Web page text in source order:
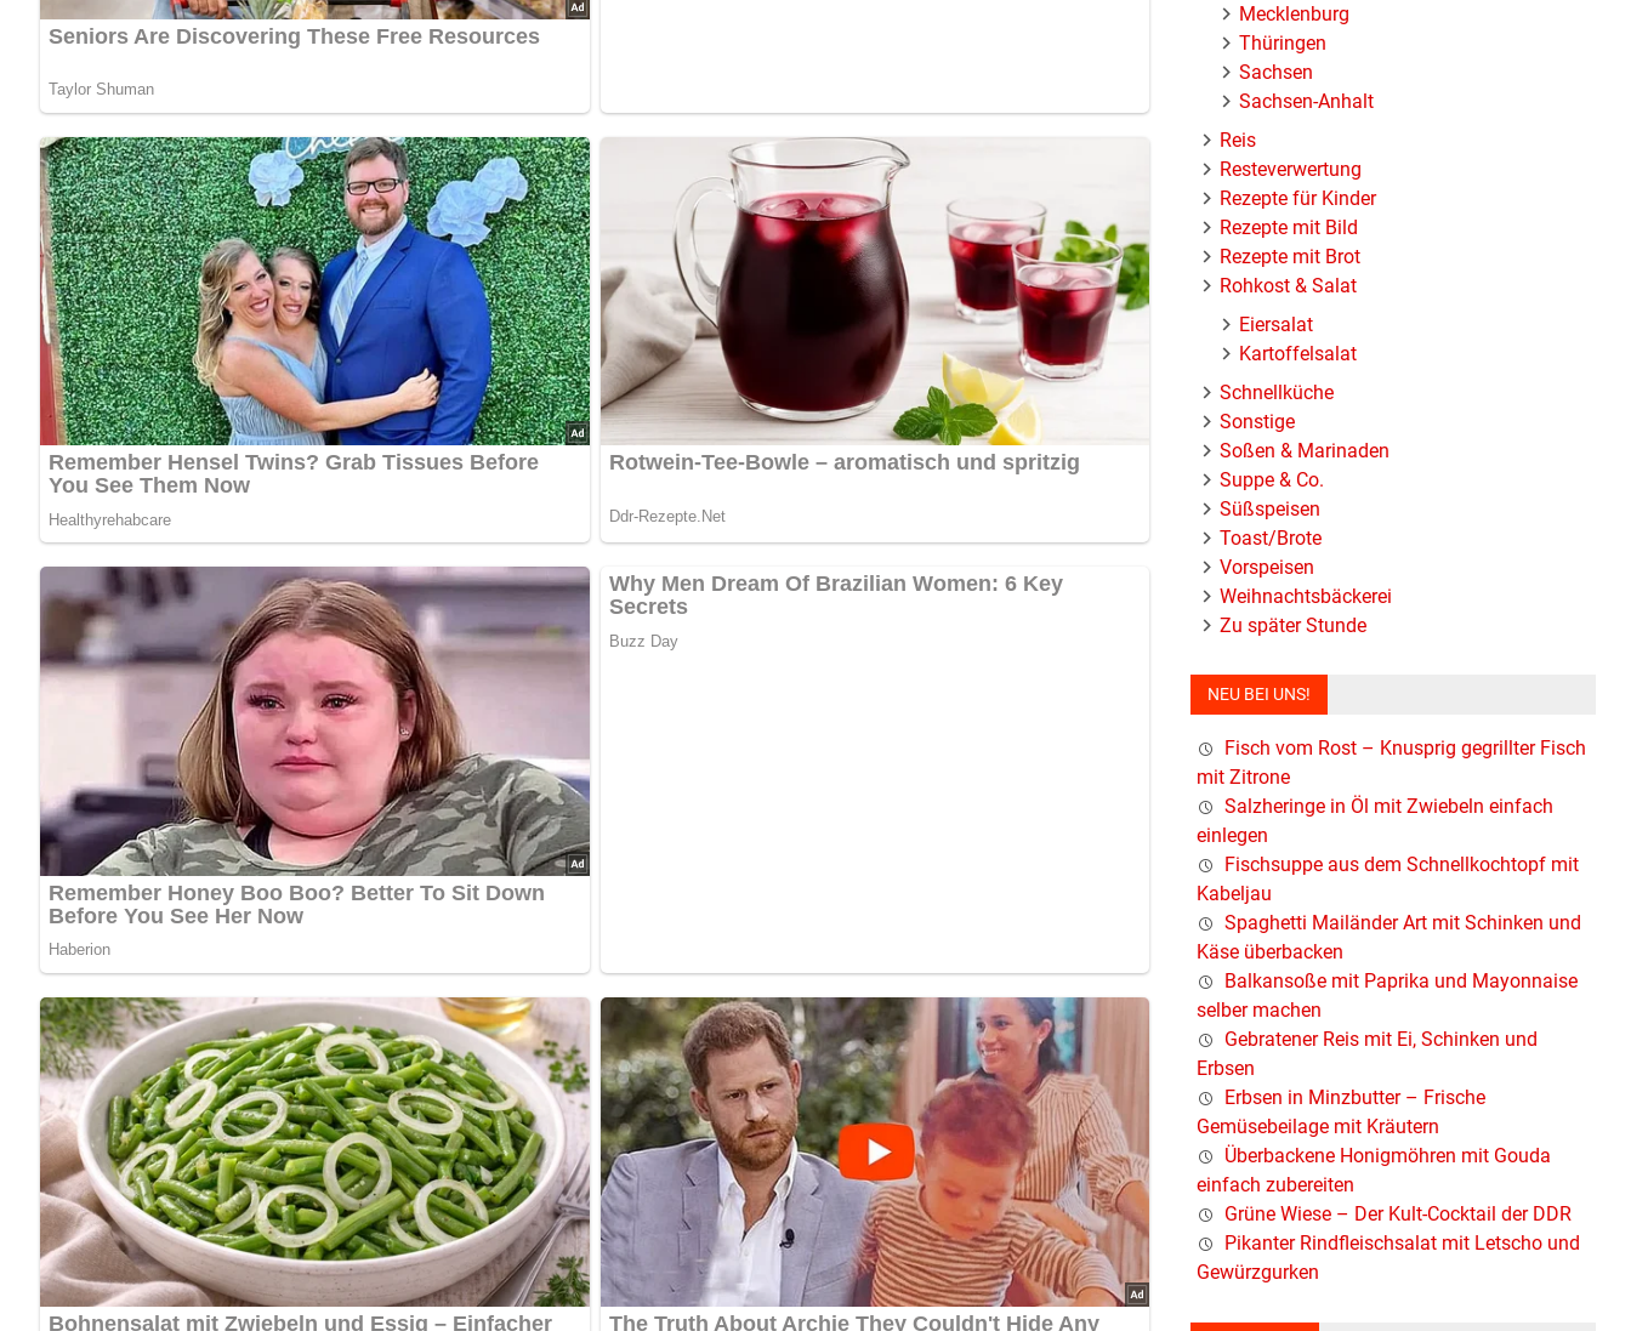
Diese Zutaten brauchen wir…
50 g getrocknete Pilze (am besten Steinpilze)
2 Möhren
1 Zwiebel
1 Eßlöffel Mehl
1 Eßlöffel Butter
Salz
eventuell 1 Brühwürfel
hausgemachte Nudelflecke oder Fertignudeln
Lob, Kritik, Fragen oder Anregungen zum Rezept? Dann hinterlasse doch bitte einen Kommentar am Ende dieser Seite & auch
eine Bewertung!
Und so wird es gemacht…
Die Pilze gründlich in mehrmals erneuertem Wasser waschen und einige Stunden in lauwarmem Wasser einweichen.
Dann im selben Wasser zugedeckt kochen.
Die halbgaren Pilze salzen und die gewaschenen und geputzten Möhren hinzugeben, zum Schluß die über der Gasflamme oder
in einer trockenen Pfanne gebräunte Zwiebel mit Schale zufügen.
Sind die Pilze weich, den Sud durchseihen.
Einen Teil der Pilze (die Stiele und kleineren Hüte) kleinhacken und in die Brühe geben.
Das Mehl mit der Butter in einer Pfanne bräunen, zur Suppe geben und aufkochen.
Die Pilzsuppe mit hausgemachten Nudelflecken oder Fertignudeln servieren.
Diese Suppe wird am häufigsten am Weihnachtsabend aufgetragen, besonders in Mittelpolen. Manche Hausfrauen geben etwas
Speisewürze zu.
Kennst du schon unser tolles DDR-Quiz?Was weißt du noch alles über die DDR?Teste dein Wissen jetzt!
Pin mich!
Mecklenburg
Thüringen
Sachsen
Sachsen-Anhalt
Reis
Resteverwertung
Rezepte für Kinder
Rezepte mit Bild
Rezepte mit Brot
Rohkost & Salat
Eiersalat
Kartoffelsalat
Schnellküche
Sonstige
Soßen & Marinaden
Suppe & Co.
Süßspeisen
Toast/Brote
Vorspeisen
Weihnachtsbäckerei
Zu später Stunde
NEU BEI UNS!
Fisch vom Rost – Knusprig gegrillter Fisch
mit Zitrone
Salzheringe in Öl mit Zwiebeln einfach
einlegen
Fischsuppe aus dem Schnellkochtopf mit
Kabeljau
Spaghetti Mailänder Art mit Schinken und
Käse überbacken
Balkansoße mit Paprika und Mayonnaise
selber machen
Gebratener Reis mit Ei, Schinken und
Erbsen
Erbsen in Minzbutter – Frische
Gemüsebeilage mit Kräutern
Überbackene Honigmöhren mit Gouda
einfach zubereiten
Grüne Wiese – Der Kult-Cocktail der DDR
Pikanter Rindfleischsalat mit Letscho und
Gewürzgurken
Möchtest du mehr Rezepte?
Möchtest du frische Rezepte von damals in deinem Postfach? Dann trag
unten deine Mail-Adresse ein.
DEINE E-MAIL-ADRESSE:
Kein Spam, kein Bullshit, keine Weitergabe deiner Mail-
Adresse an Dritte, jederzeit kündbar.